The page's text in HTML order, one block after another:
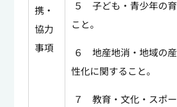
携・
協力
事項
５ 子ども・青少年の
こと。
６ 地産地消・地域の
性化に関すること。
７ 教育・文化・スポ